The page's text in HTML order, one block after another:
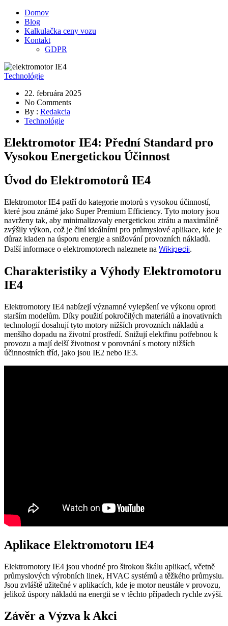
Domov
Blog
Kalkulačka ceny vozu
Kontakt
GDPR
Technológie
22. februára 2025
No Comments
By : Redakcia
Technológie
Elektromotor IE4: Přední Standard pro
Vysokou Energetickou Účinnost
Úvod do Elektromotorů IE4
Elektromotor IE4 patří do kategorie motorů s vysokou účinností,
které jsou známé jako Super Premium Efficiency. Tyto motory jsou
navrženy tak, aby minimalizovaly energetickou ztrátu a maximálně
zvýšily výkon, což je činí ideálními pro průmyslové aplikace, kde je
důraz kladen na úsporu energie a snižování provozních nákladů.
Další informace o elektromotorech naleznete na Wikipedii.
Charakteristiky a Výhody Elektromotoru
IE4
Elektromotory IE4 nabízejí významné vylepšení ve výkonu oproti
starším modelům. Díky použití pokročilých materiálů a inovativních
technologií dosahují tyto motory nižších provozních nákladů a
menšího dopadu na životní prostředí. Snižují elektřinu potřebnou k
provozu a mají delší životnost v porovnání s motory nižších
účinnostních tříd, jako jsou IE2 nebo IE3.
Aplikace Elektromotoru IE4
Elektromotory IE4 jsou vhodné pro širokou škálu aplikací, včetně
průmyslových výrobních linek, HVAC systémů a těžkého průmyslu.
Jsou zvláště užitečné v aplikacích, kde je motor neustále v provozu,
jelikož úspory nákladů na energii se v těchto případech rychle zvýší.
Závěr a Výzva k Akci